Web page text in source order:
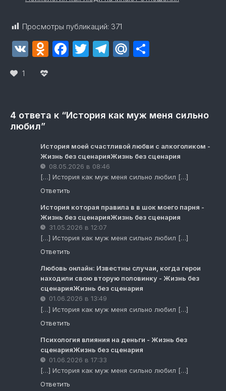
Просмотры публикаций: 371
VK Odnoklassniki
Facebook
Twitter
Telegram
Mail.Ru
1
4 ответа к “История как муж меня сильно
любил”
История моей счастливой любви с алкоголиком -
Жизнь без сценарияЖизнь без сценария
08.05.2026 в 08:46
[…] История как муж меня сильно любил […]
Ответить
История которая правила в в шок моего парня -
Жизнь без сценарияЖизнь без сценария
31.05.2026 в 12:07
[…] История как муж меня сильно любил […]
Ответить
Любовь онлайн: Известны случаи, когда герои
находили свою вторую половинку - Жизнь без
сценарияЖизнь без сценария
01.06.2026 в 13:49
[…] История как муж меня сильно любил […]
Ответить
Психология влияния на деньги - Жизнь без
сценарияЖизнь без сценария
01.06.2026 в 17:33
[…] История как муж меня сильно любил […]
Ответить